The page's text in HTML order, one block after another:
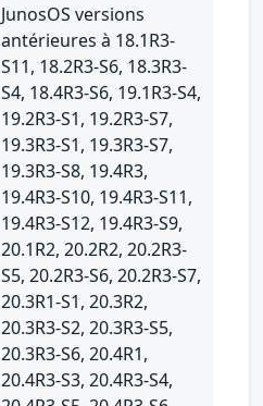
JunosOS versions
antérieures à 18.1R3-
S11, 18.2R3-S6, 18.3R3-
S4, 18.4R3-S6, 19.1R3-S4,
19.2R3-S1, 19.2R3-S7,
19.3R3-S1, 19.3R3-S7,
19.3R3-S8, 19.4R3,
19.4R3-S10, 19.4R3-S11,
19.4R3-S12, 19.4R3-S9,
20.1R2, 20.2R2, 20.2R3-
S5, 20.2R3-S6, 20.2R3-S7,
20.3R1-S1, 20.3R2,
20.3R3-S2, 20.3R3-S5,
20.3R3-S6, 20.4R1,
20.4R3-S3, 20.4R3-S4,